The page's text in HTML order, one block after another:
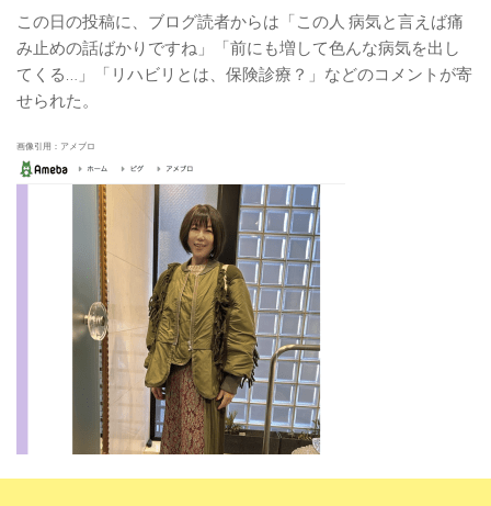
この日の投稿に、ブログ読者からは「この人 病気と言えば痛
み止めの話ばかりですね」「前にも増して色んな病気を出し
てくる…」「リハビリとは、保険診療？」などのコメントが寄
せられた。
画像引用：アメブロ